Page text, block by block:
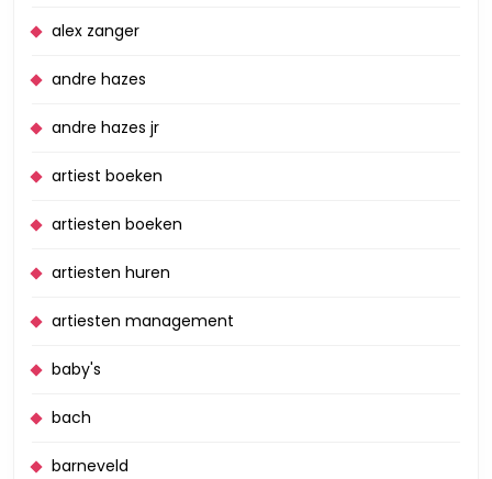
alex zanger
andre hazes
andre hazes jr
artiest boeken
artiesten boeken
artiesten huren
artiesten management
baby's
bach
barneveld